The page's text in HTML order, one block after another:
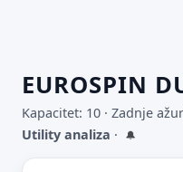
EUROSPIN
Kapacitet: 10 · Zadnje
Utility analiza · 🔔